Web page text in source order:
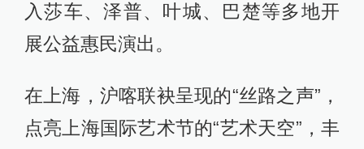
入莎车、泽普、叶城、巴楚等多地开
展公益惠民演出。
在上海，沪喀联袂呈现的“丝路之声”，
点亮上海国际艺术节的“艺术天空”，丰